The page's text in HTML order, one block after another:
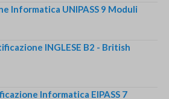
prezzo
€179.00.
Informatica UNIPASS 9 Moduli
INGLESE B2 - British
Informatica EIPASS 7